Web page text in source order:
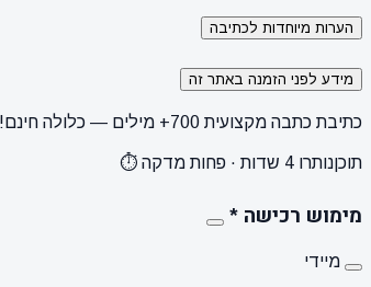
הערות מיוחדות לכתיבה
מידע לפני הזמנה באתר זה
כתיבת כתבה מקצועית 700+ מילים — כלולה חינם!
תוכןנותרו 4 שדות · פחות מדקה ⏱️
מימוש רכישה *
מיידי